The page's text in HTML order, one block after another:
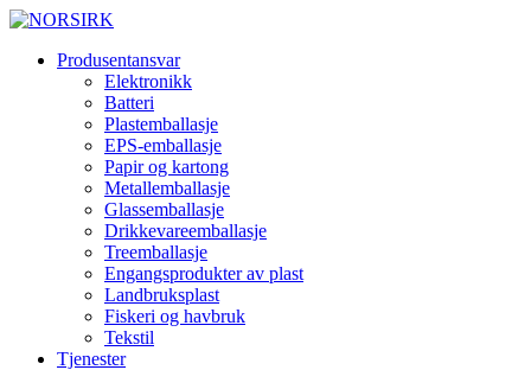
Produsentansvar
Elektronikk
Batteri
Plastemballasje
EPS-emballasje
Papir og kartong
Metallemballasje
Glassemballasje
Drikkevareemballasje
Treemballasje
Engangsprodukter av plast
Landbruksplast
Fiskeri og havbruk
Tekstil
Tjenester